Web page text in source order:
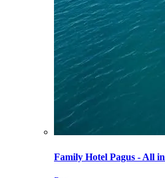
Family Hotel Pagus - All